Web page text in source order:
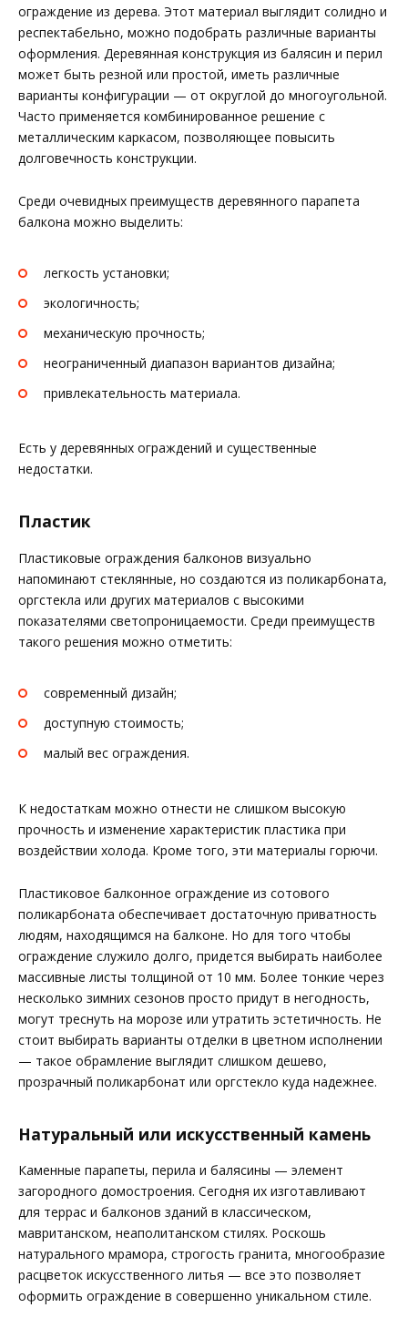
ограждение из дерева. Этот материал выглядит солидно и
респектабельно, можно подобрать различные варианты
оформления. Деревянная конструкция из балясин и перил
может быть резной или простой, иметь различные
варианты конфигурации — от округлой до многоугольной.
Часто применяется комбинированное решение с
металлическим каркасом, позволяющее повысить
долговечность конструкции.
Среди очевидных преимуществ деревянного парапета
балкона можно выделить:
легкость установки;
экологичность;
механическую прочность;
неограниченный диапазон вариантов дизайна;
привлекательность материала.
Есть у деревянных ограждений и существенные
недостатки.
Пластик
Пластиковые ограждения балконов визуально
напоминают стеклянные, но создаются из поликарбоната,
оргстекла или других материалов с высокими
показателями светопроницаемости. Среди преимуществ
такого решения можно отметить:
современный дизайн;
доступную стоимость;
малый вес ограждения.
К недостаткам можно отнести не слишком высокую
прочность и изменение характеристик пластика при
воздействии холода. Кроме того, эти материалы горючи.
Пластиковое балконное ограждение из сотового
поликарбоната обеспечивает достаточную приватность
людям, находящимся на балконе. Но для того чтобы
ограждение служило долго, придется выбирать наиболее
массивные листы толщиной от 10 мм. Более тонкие через
несколько зимних сезонов просто придут в негодность,
могут треснуть на морозе или утратить эстетичность. Не
стоит выбирать варианты отделки в цветном исполнении
— такое обрамление выглядит слишком дешево,
прозрачный поликарбонат или оргстекло куда надежнее.
Натуральный или искусственный камень
Каменные парапеты, перила и балясины — элемент
загородного домостроения. Сегодня их изготавливают
для террас и балконов зданий в классическом,
мавританском, неаполитанском стилях. Роскошь
натурального мрамора, строгость гранита, многообразие
расцветок искусственного литья — все это позволяет
оформить ограждение в совершенно уникальном стиле.